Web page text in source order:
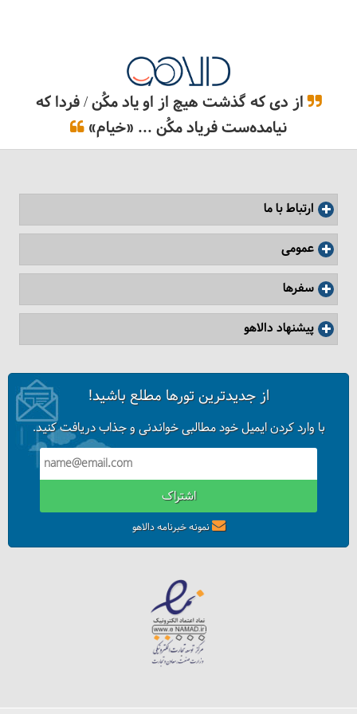
از دی که گذشت هیچ از او یاد مکُن / فردا که
نیامده‌ست فریاد مکُن ... «خیام»
ارتباط با ما
عمومی
سفرها
پیشنهاد دالاهو
از جدیدترین تورها مطلع باشید!
با وارد کردن ایمیل خود مطالبی خواندنی و جذاب دریافت کنید.
اشتراک
نمونه خبرنامه دالاهو